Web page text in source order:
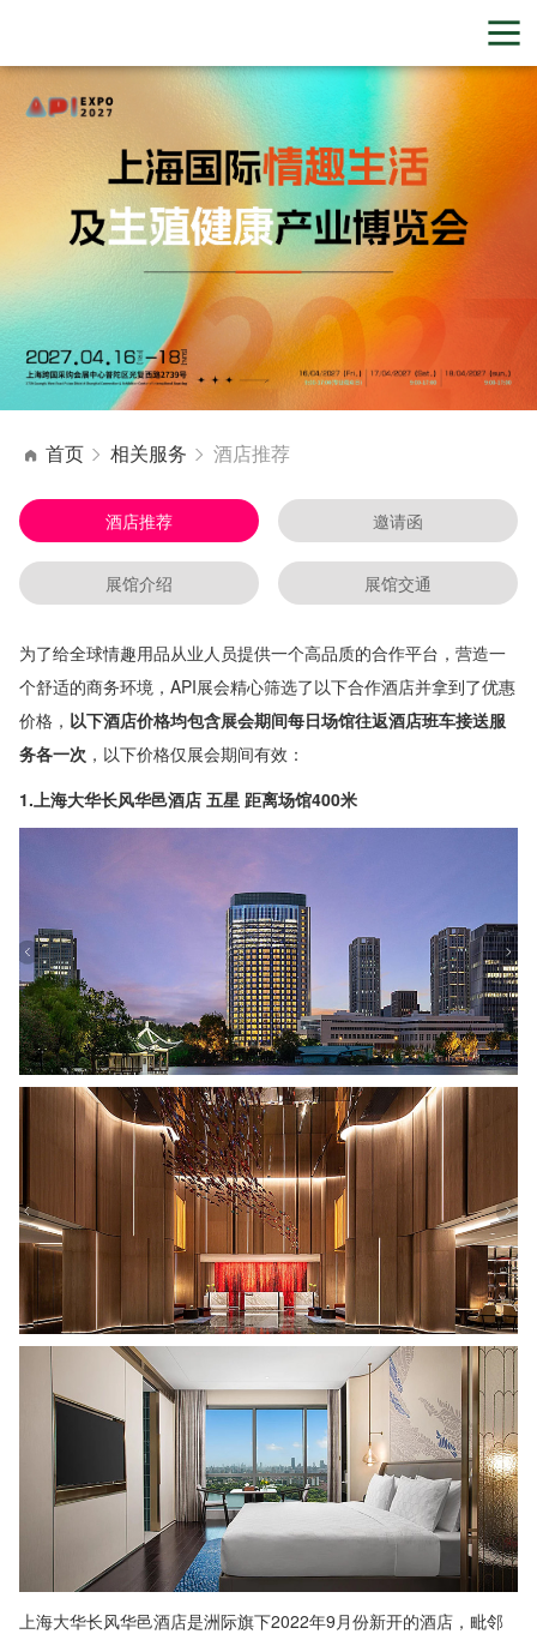
酒店推荐 邀请函
展馆介绍 展馆交通
首页 相关服务 酒店推荐
为了给全球情趣用品从业人员提供一个高品质的合作平台，营造一
个舒适的商务环境，API展会精心筛选了以下合作酒店并拿到了优惠
价格， 以下酒店价格均包含展会期间每日场馆往返酒店班车接送服
务各一次 ，以下价格仅展会期间有效：
1.上海大华长风华邑酒店 五星 距离场馆400米
上海大华长风华邑酒店是洲际旗下2022年9月份新开的酒店，毗邻